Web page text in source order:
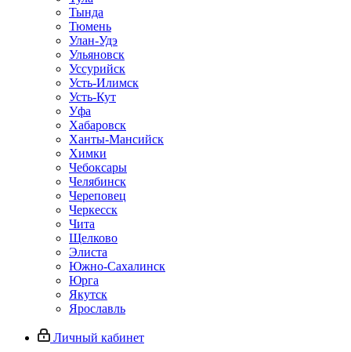
Тында
Тюмень
Улан-Удэ
Ульяновск
Уссурийск
Усть-Илимск
Усть-Кут
Уфа
Хабаровск
Ханты-Мансийск
Химки
Чебоксары
Челябинск
Череповец
Черкесск
Чита
Щелково
Элиста
Южно-Сахалинск
Юрга
Якутск
Ярославль
Личный кабинет